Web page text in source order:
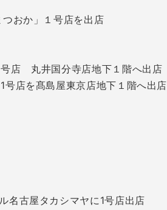
おか」１号店を出店
店 丸井国分寺店地下１階へ出店
店を髙島屋東京店地下１階へ出店
名古屋タカシマヤに1号店出店